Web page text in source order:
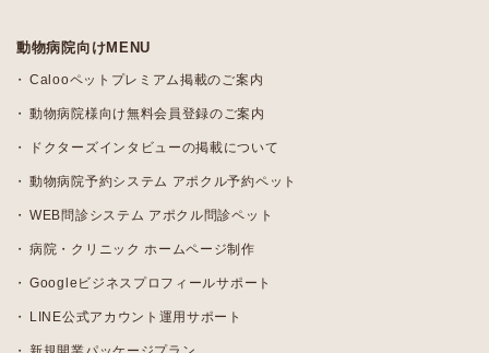
動物病院向けMENU
Calooペットプレミアム掲載のご案内
動物病院様向け無料会員登録のご案内
ドクターズインタビューの掲載について
動物病院予約システム アポクル予約ペット
WEB問診システム アポクル問診ペット
病院・クリニック ホームページ制作
Googleビジネスプロフィールサポート
LINE公式アカウント運用サポート